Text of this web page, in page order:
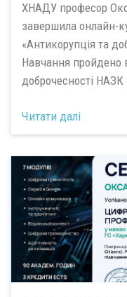
ХНАДУ професор
завершила онлайн-
«Антикорупція та
Навчання пройдено
доброчесності НАЗК
Читати далі